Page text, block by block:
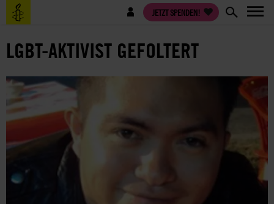
Direkt
zum
Benutzermenü JETZT SPENDEN!
LGBT-AKTIVIST GEFOLTERT